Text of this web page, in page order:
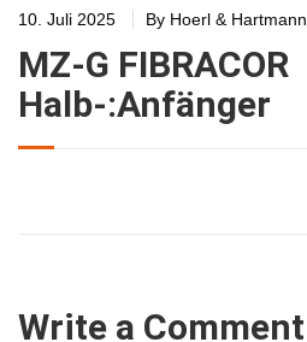
10. Juli 2025 By Hoerl & Hartmann
MZ-G FIBRACOR
Halb-:Anfänger
Write a Comment